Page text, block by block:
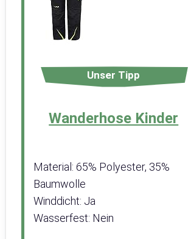
Unser Tipp
Wanderhose Kinder
Material: 65% Polyester, 35%
Baumwolle
Winddicht: Ja
Wasserfest: Nein